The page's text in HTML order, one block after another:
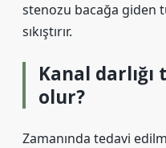
stenozu bacağa giden
sıkıştırır.
Kanal
olur?
Zamanında tedavi